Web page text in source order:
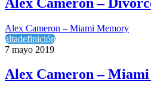
Alex Cameron – Miami Memory
altadefinición
7 mayo 2019
Alex Cameron –